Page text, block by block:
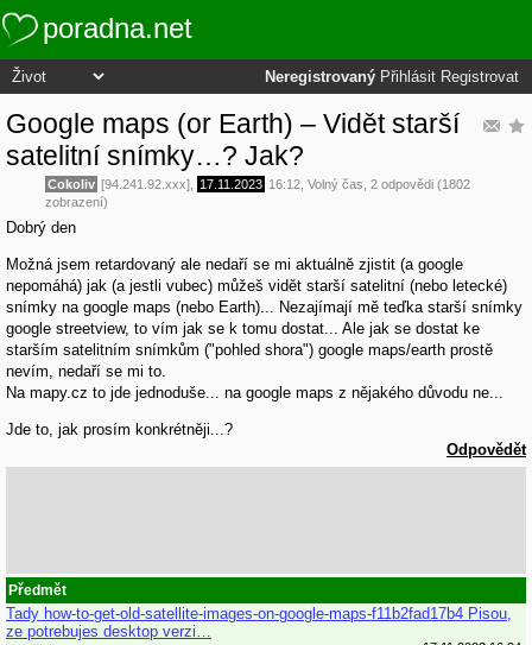
poradna.net
Neregistrovaný Přihlásit Registrovat
Google maps (or Earth) – Vidět starší
satelitní snímky…? Jak?
Cokoliv [94.241.92.xxx], 17.11.2023 16:12 Volný čas , 2 odpovědi (1802
zobrazení)
Dobrý den
Možná jsem retardovaný ale nedaří se mi aktuálně zjistit (a google
nepomáhá) jak (a jestli vubec) můžeš vidět starší satelitní (nebo letecké)
snímky na google maps (nebo Earth)... Nezajímají mě teďka starší snímky
google streetview, to vím jak se k tomu dostat... Ale jak se dostat ke
starším satelitním snímkům ("pohled shora") google maps/earth prostě
nevím, nedaří se mi to.
Na mapy.cz to jde jednoduše... na google maps z nějakého důvodu ne...
Jde to, jak prosím konkrétněji...?
Odpovědět
Předmět
Tady how-to-get-old-satellite-images-on-google-maps-f11b2fad17b4 Pisou,
ze potrebujes desktop verzi…